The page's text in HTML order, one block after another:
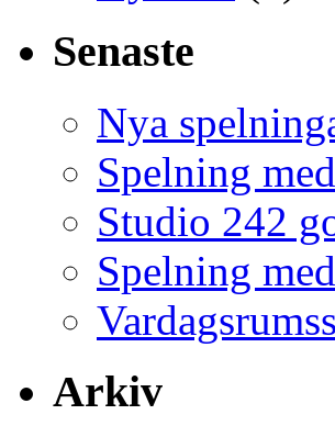
Senaste
Nya
Spelning
Studio 242
Spelning
Arkiv